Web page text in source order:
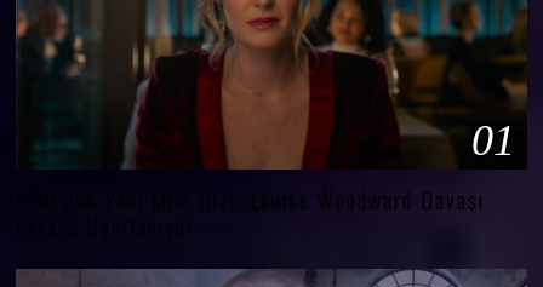
01
HBO’dan Yeni Mini Dizi: Louise Woodward Davası
Ekrana Uyarlanıyor